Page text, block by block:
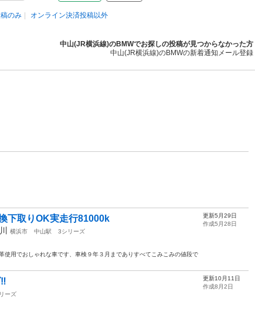
のみ オンライン決済投稿以外
中山(JR横浜線)のBMWでお探しの投稿が見つからなかった方
中山(JR横浜線)のBMWの新着通知メール登録
下取りOK実走行81000k
横浜市 中山駅
3シリーズ
使用でおしゃれな車です、車検９年３月までありすべてこみこみの値段で
更新5月29日
作成5月28日
ーズ
更新10月11日
作成8月2日